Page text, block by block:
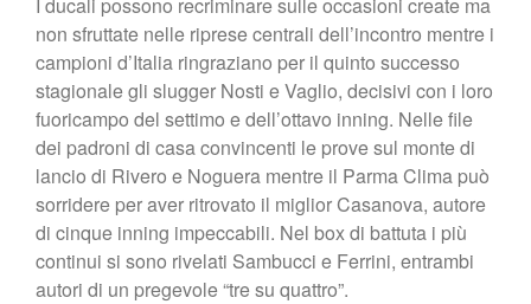
non sfruttate nelle riprese centrali dell’incontro mentre i
campioni d’Italia ringraziano per il quinto successo
stagionale gli slugger Nosti e Vaglio, decisivi con i loro
fuoricampo del settimo e dell’ottavo inning. Nelle file
dei padroni di casa convincenti le prove sul monte di
lancio di Rivero e Noguera mentre il Parma Clima può
sorridere per aver ritrovato il miglior Casanova, autore
di cinque inning impeccabili. Nel box di battuta i più
continui si sono rivelati Sambucci e Ferrini, entrambi
autori di un pregevole “tre su quattro”.